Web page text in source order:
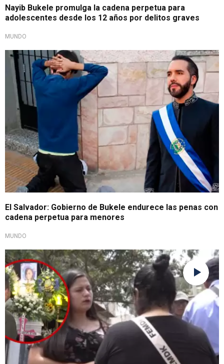
Nayib Bukele promulga la cadena perpetua para
adolescentes desde los 12 años por delitos graves
MUNDO
Reforma penal
El Salvador: Gobierno de Bukele endurece las penas con
cadena perpetua para menores
MUNDO
Por asesinato de joven madre